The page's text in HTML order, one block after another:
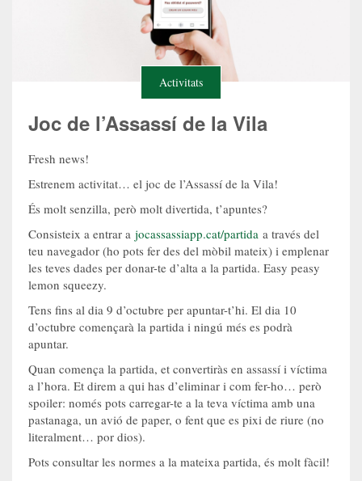
Activitats
Joc de l’Assassí de la Vila
Fresh news!
Estrenem activitat… el joc de l’Assassí de la Vila!
És molt senzilla, però molt divertida, t’apuntes?
Consisteix a entrar a jocassassiapp.cat/partida a través del
teu navegador (ho pots fer des del mòbil mateix) i emplenar
les teves dades per donar-te d’alta a la partida. Easy peasy
lemon squeezy.
Tens fins al dia 9 d’octubre per apuntar-t’hi. El dia 10
d’octubre començarà la partida i ningú més es podrà
apuntar.
Quan comença la partida, et convertiràs en assassí i víctima
a l’hora. Et direm a qui has d’eliminar i com fer-ho… però
spoiler: només pots carregar-te a la teva víctima amb una
pastanaga, un avió de paper, o fent que es pixi de riure (no
literalment… por dios).
Pots consultar les normes a la mateixa partida, és molt fàcil!